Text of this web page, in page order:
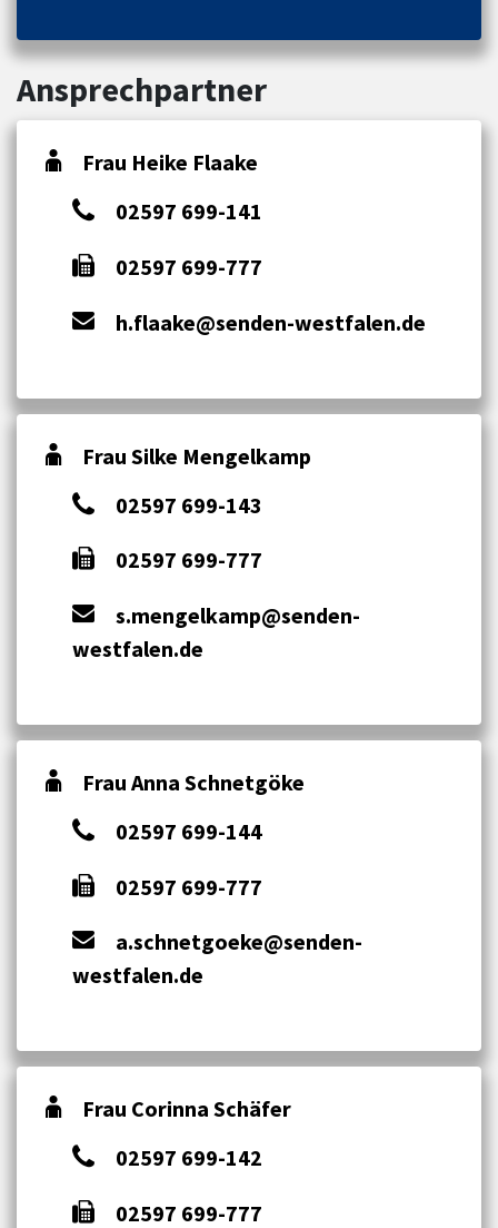
Ansprechpartner
Frau Heike Flaake
02597 699-141
02597 699-777
h.flaake@senden-westfalen.de
Frau Silke Mengelkamp
02597 699-143
02597 699-777
s.mengelkamp@senden-
westfalen.de
Frau Anna Schnetgöke
02597 699-144
02597 699-777
a.schnetgoeke@senden-
westfalen.de
Frau Corinna Schäfer
02597 699-142
02597 699-777